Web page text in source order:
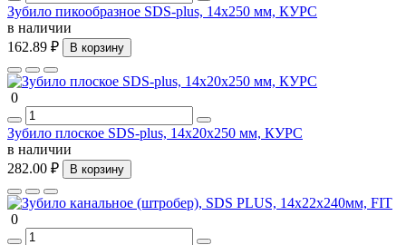
Зубило пикообразное SDS-plus, 14х250 мм, КУРС
в наличии
162.89 ₽
В корзину
0
Зубило плоское SDS-plus, 14х20х250 мм, КУРС
в наличии
282.00 ₽
В корзину
0